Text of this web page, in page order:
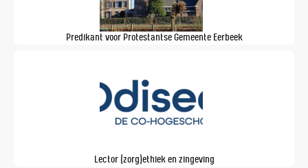
Predikant voor Protestantse Gemeente Eerbeek
Lector (zorg)ethiek en zingeving